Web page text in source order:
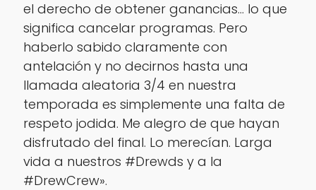
el derecho de obtener ganancias… lo que
significa cancelar programas. Pero
haberlo sabido claramente con
antelación y no decirnos hasta una
llamada aleatoria 3/4 en nuestra
temporada es simplemente una falta de
respeto jodida. Me alegro de que hayan
disfrutado del final. Lo merecían. Larga
vida a nuestros #Drewds y a la
#DrewCrew».